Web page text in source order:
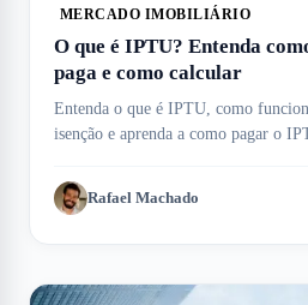
MERCADO IMOBILIÁRIO
O que é IPTU? Entenda
paga e como calcular
Entenda o que é IPTU, como
isenção e aprenda a como pagar o
Rafael Machado